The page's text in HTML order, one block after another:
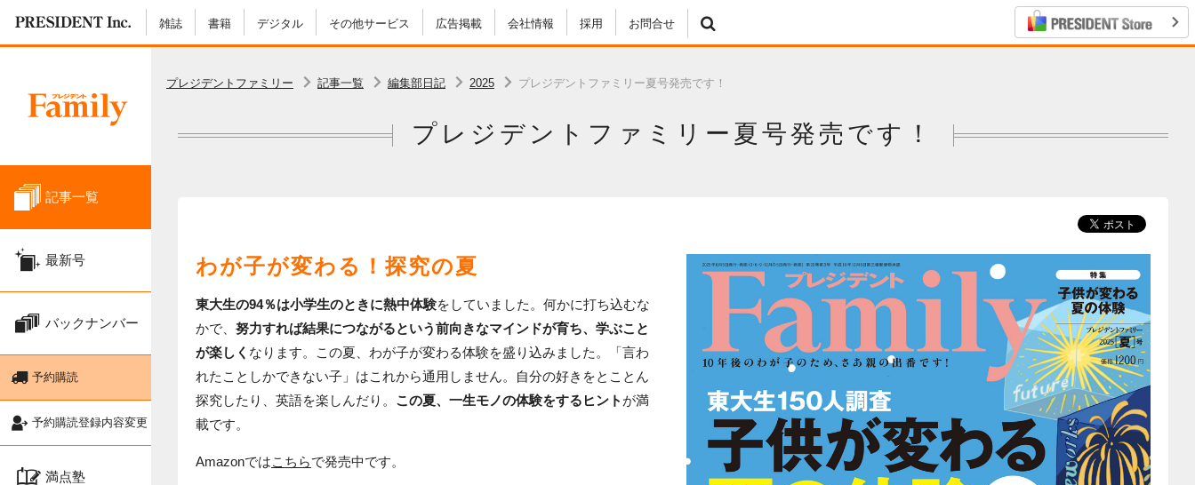
雑誌 書籍 デジタル その他サービス 広告掲載 会社情報 採用 お問合せ
記事一覧
最新号
バックナンバー
予約購読
予約購読登録内容変更
満点塾
プレジデントファミリー 記事一覧 編集部日記 2025 プレジデントファミリー夏号発売です！
プレジデントファミリー夏号発売です！
わが子が変わる！探究の夏
東大生の94％は小学生のときに熱中体験をしていました。何かに打ち込むな
かで、 努力すれば結果につながるという前向きなマインドが育ち、学ぶこと
が楽しく なります。この夏、わが子が変わる体験を盛り込みました。「言わ
れたことしかできない子」はこれから通用しません。自分の好きをとことん
探究したり、英語を楽しんだり。 この夏、一生モノの体験をするヒント が満
載です。
Amazonではこちらで発売中です。